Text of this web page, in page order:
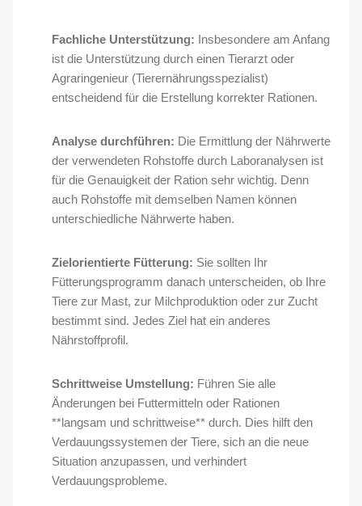
Fachliche Unterstützung: Insbesondere am Anfang
ist die Unterstützung durch einen Tierarzt oder
Agraringenieur (Tierernährungsspezialist)
entscheidend für die Erstellung korrekter Rationen.
Analyse durchführen: Die Ermittlung der Nährwerte
der verwendeten Rohstoffe durch Laboranalysen ist
für die Genauigkeit der Ration sehr wichtig. Denn
auch Rohstoffe mit demselben Namen können
unterschiedliche Nährwerte haben.
Zielorientierte Fütterung: Sie sollten Ihr
Fütterungsprogramm danach unterscheiden, ob Ihre
Tiere zur Mast, zur Milchproduktion oder zur Zucht
bestimmt sind. Jedes Ziel hat ein anderes
Nährstoffprofil.
Schrittweise Umstellung: Führen Sie alle
Änderungen bei Futtermitteln oder Rationen
**langsam und schrittweise** durch. Dies hilft den
Verdauungssystemen der Tiere, sich an die neue
Situation anzupassen, und verhindert
Verdauungsprobleme.